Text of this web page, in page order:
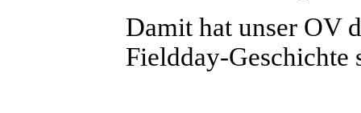
Damit hat unser OV
Fieldday-Geschichte